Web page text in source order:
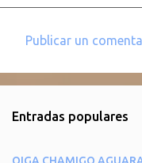
e
Publicar un
Entradas populares